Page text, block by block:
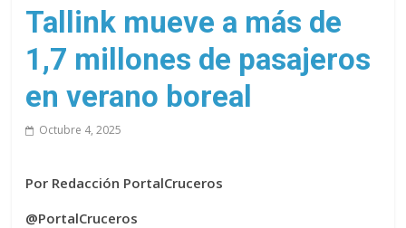
de
cruceros
en
solo
Tallink mueve a más de
1,7 millones de pasajeros
en verano boreal
Octubre 4, 2025
Por Redacción PortalCruceros
@PortalCruceros